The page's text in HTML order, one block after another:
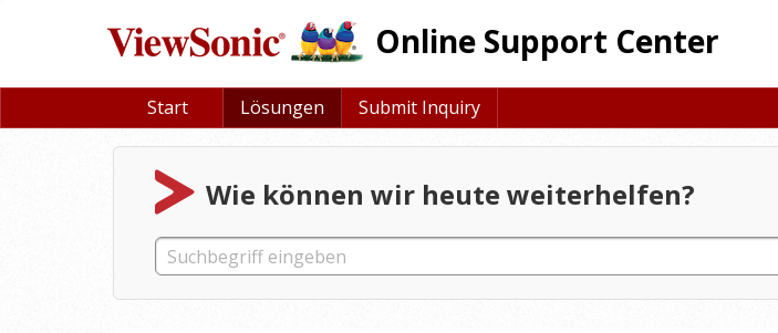
Online Support Center
Start Lösungen Submit Inquiry
Wie können wir heute weiterhelfen?